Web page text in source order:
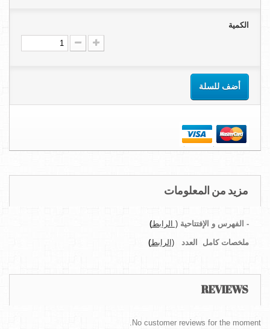
الكمية
أضف للسلة
مزيد من المعلومات
- الفهرس و الإفتتاحية ( الرابط)
ملخصات كامل العدد (الرابط)
REVIEWS
No customer reviews for the moment.